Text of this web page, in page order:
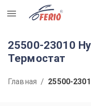
R
25500-23010
Термостат
Главная / 25500-